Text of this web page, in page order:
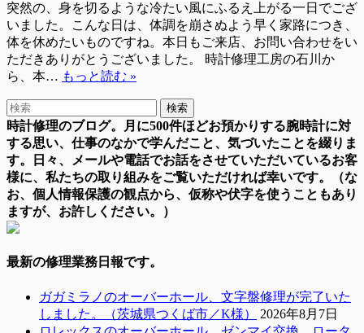
突然の、身を切るような冷たい風にふるえ上がる一日でござ
いました。こんな日は、体調を崩さぬよう早く家路につき、
体を休めたいものですね。本日もご来店、お問い合わせをい
ただきありがとうございました。 時計修理工房の石川か
ら、本… もっと読む »
時計修理のブログ。月に500件ほどお預かりする腕時計に対
する思い、仕事のなかで学んだこと、気づいたことを綴りま
す。日々、メールや電話でお話をさせていただいているお客
様に、私たちの取り組みをご覧いただければ幸いです。（な
お、個人情報保護の観点から、仮称や伏字を使うこともあり
ますが、お許しください。）
最新の修理業務日報です。
ガガミラノのオーバーホール、文字盤修理が完了いた
しました。（茨城県つくば市／K様）
2026年8月7日